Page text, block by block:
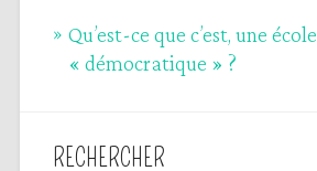
Qu’est-ce que c’est, une école
« démocratique » ?
RECHERCHER